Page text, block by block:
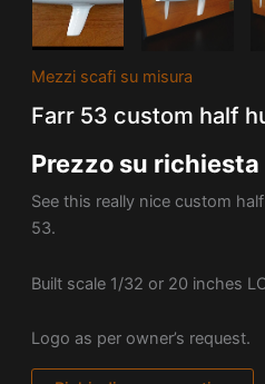
Mezzi scafi su misura
Farr 53 custom half
Prezzo su richiesta
See this really nice custom
53.
Built scale 1/32 or 20 inches
Logo as per owner’s request.